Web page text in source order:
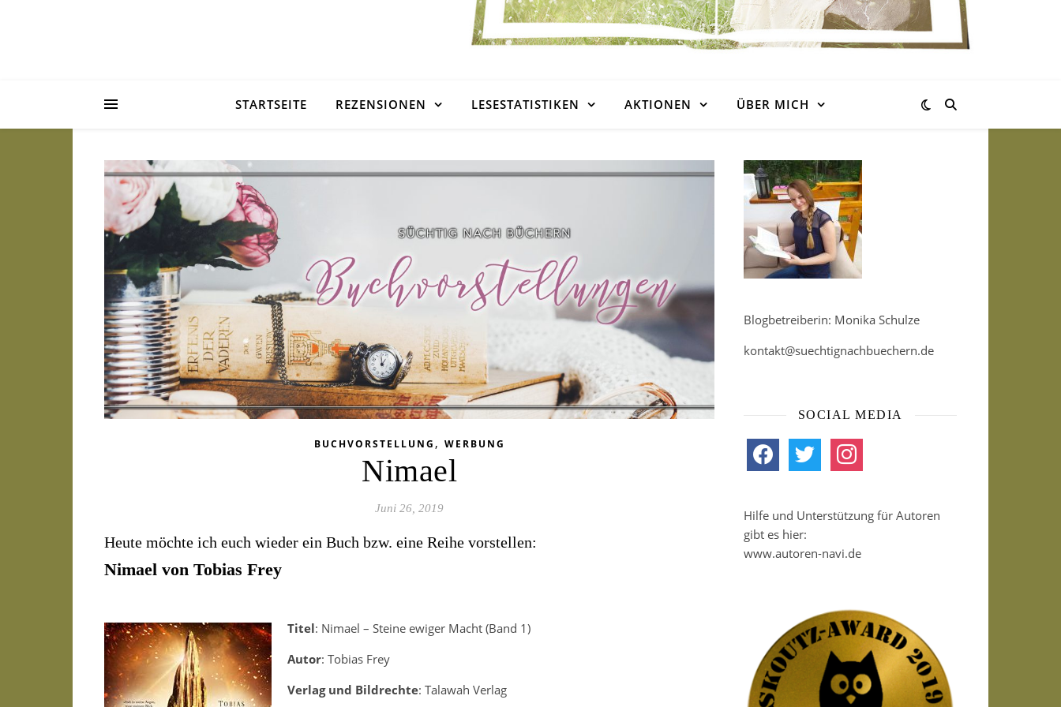
STARTSEITE REZENSIONEN LESESTATISTIKEN AKTIONEN ÜBER MICH
BUCHVORSTELLUNG , WERBUNG
Nimael
Juni 26, 2019
Heute möchte ich euch wieder ein Buch bzw. eine Reihe vorstellen:
Nimael von Tobias Frey
Titel: Nimael – Steine ewiger Macht (Band 1)
Autor: Tobias Frey
Verlag und Bildrechte: Talawah Verlag
Blogbetreiberin: Monika Schulze
kontakt@suechtignachbuechern.de
SOCIAL MEDIA
facebook twitter instagram
Hilfe und Unterstützung für Autoren
gibt es hier:
www.autoren-navi.de